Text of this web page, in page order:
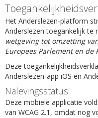
Het Anderslezen-platform
Anderslezen toegankelijk te
wetgeving tot omzetting
Europees Parlement en de
Deze
Anderslezen-app iOS en
Nalevingsstatus
Deze mobiele applicatie
van WCAG 2.1, omdat nog